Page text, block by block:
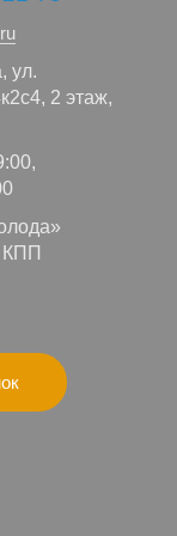
ул.
2 этаж,
КПП